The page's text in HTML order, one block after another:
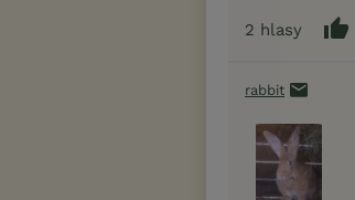
2 hlasy
rabbit